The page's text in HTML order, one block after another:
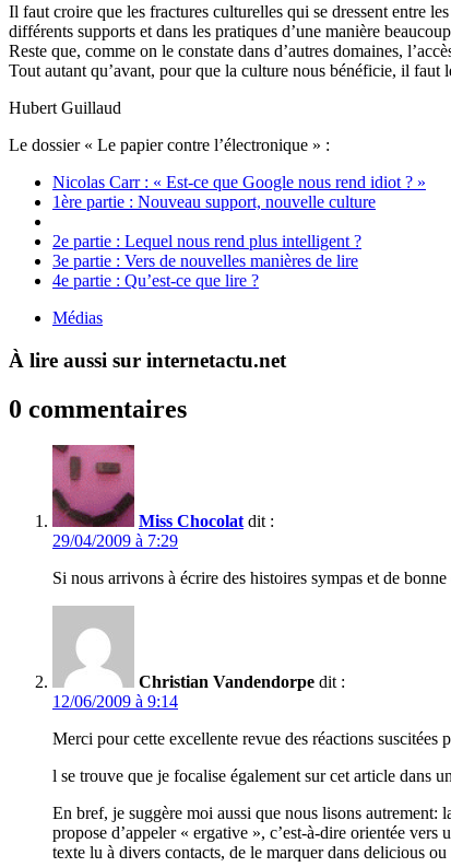
Il faut croire que les fractures culturelles qui se dressent entre
différents supports et dans les pratiques d’une manière
Reste que, comme on le constate dans d’autres domaines,
Tout autant qu’avant, pour que la culture nous bénéficie, il faut
Hubert Guillaud
Le dossier « Le papier contre l’électronique » :
Nicolas Carr : « Est-ce que Google nous rend idiot ? »
1ère partie : Nouveau support, nouvelle culture
2e partie : Lequel nous rend plus intelligent ?
3e partie : Vers de nouvelles manières de lire
4e partie : Qu’est-ce que lire ?
Médias
À lire aussi sur internetactu.net
0 commentaires
Miss Chocolat dit :
29/04/2009 à 7:29
Si nous arrivons à écrire des histoires sympas et de
Christian Vandendorpe dit :
12/06/2009 à 9:14
Merci pour cette excellente revue des réactions suscitées
l se trouve que je focalise également sur cet article dans
En bref, je suggère moi aussi que nous lisons
propose d’appeler « ergative », c’est-à-dire orientée
texte lu à divers contacts, de le marquer dans delicious